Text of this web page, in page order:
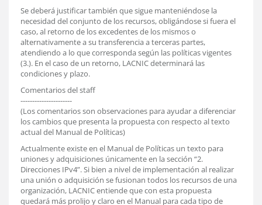
Se deberá justificar también que sigue manteniéndose la
necesidad del conjunto de los recursos, obligándose si fuera el
caso, al retorno de los excedentes de los mismos o
alternativamente a su transferencia a terceras partes,
atendiendo a lo que corresponda según las políticas vigentes
(3.). En el caso de un retorno, LACNIC determinará las
condiciones y plazo.
Comentarios del staff
----------------------
(Los comentarios son observaciones para ayudar a diferenciar
los cambios que presenta la propuesta con respecto al texto
actual del Manual de Políticas)
Actualmente existe en el Manual de Políticas un texto para
uniones y adquisiciones únicamente en la sección “2.
Direcciones IPv4”. Si bien a nivel de implementación al realizar
una unión o adquisición se fusionan todos los recursos de una
organización, LACNIC entiende que con esta propuesta
quedará más prolijo y claro en el Manual para cada tipo de